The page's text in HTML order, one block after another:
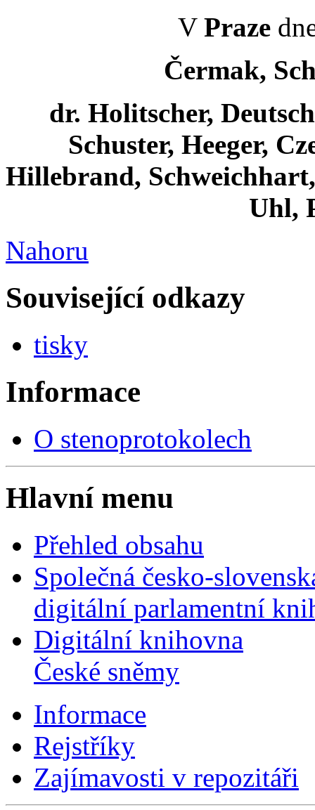
V Praze
Čermak,
dr. Holitscher,
Schuster, Heeger,
Hillebrand,
Uhl,
Nahoru
Související odkazy
tisky
Informace
O stenoprotokolech
Hlavní menu
Přehled obsahu
Společná česko-
digitální parlamentní
Digitální knihovna
České sněmy
Informace
Rejstříky
Zajímavosti v repozitáři